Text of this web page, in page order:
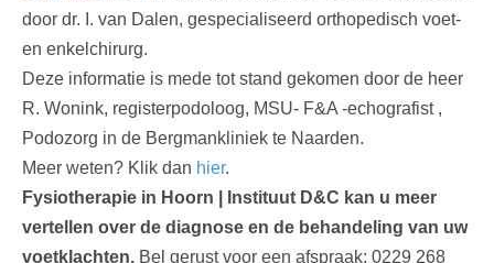
door dr. I. van Dalen, gespecialiseerd orthopedisch voet-
en enkelchirurg.
Deze informatie is mede tot stand gekomen door de heer
R. Wonink, registerpodoloog, MSU- F&A -echografist ,
Podozorg in de Bergmankliniek te Naarden.
Meer weten? Klik dan hier.
Fysiotherapie in Hoorn | Instituut D&C kan u meer
vertellen over de diagnose en de behandeling van uw
voetklachten. Bel gerust voor een afspraak: 0229 268